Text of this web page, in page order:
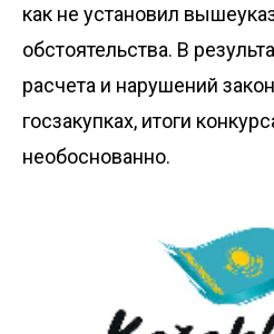
как не установил
обстоятельства. В
расчета и нарушений
госзакупках, итоги
необоснованно.